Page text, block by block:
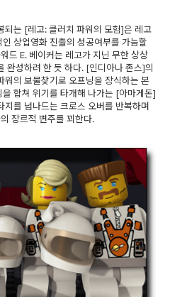
되는 [레고: 클러치 파워의 모험]은 레고
상업영화 진출의 성공여부를 가늠할
드 E. 베이커는 레고가 지닌 무한 상상
완성하려 한 듯 하다. [인디아나 존스]의
의 보물찾기로 오프닝을 장식하는 본
합쳐 위기를 타개해 나가는 [아마게돈]
를 넘나드는 크로스 오버를 반복하며
장르적 변주를 꾀한다.